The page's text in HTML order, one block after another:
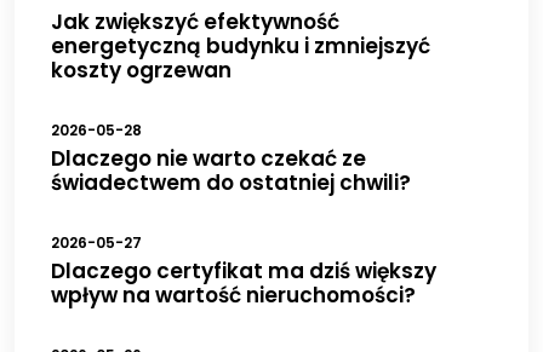
Jak zwiększyć efektywność
energetyczną budynku i zmniejszyć
koszty ogrzewan
2026-05-28
Dlaczego nie warto czekać ze
świadectwem do ostatniej chwili?
2026-05-27
Dlaczego certyfikat ma dziś większy
wpływ na wartość nieruchomości?